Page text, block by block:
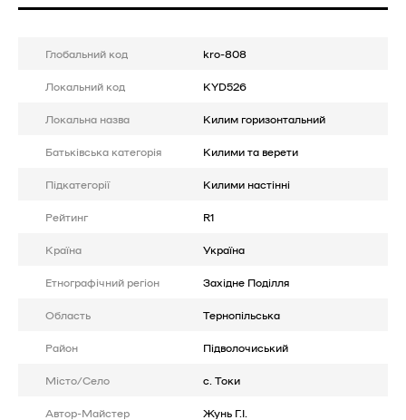
Глобальний код kro-808
Локальний код KYD526
Локальна назва Килим горизонтальний
Батькiвська категорія Килими та верети
Підкатегорії Килими настінні
Рейтинг R1
Країна Україна
Етнографічний регіон Західне Поділля
Область Тернопільська
Район Підволочиський
Місто/Село с. Токи
Автор-Майстер Жунь Г.І.